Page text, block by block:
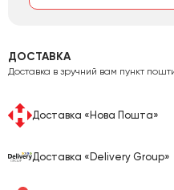
ДОСТАВКА
Доставка в зручний вам пункт
Доставка «Нова Пошта»
Доставка «Delivery Group»